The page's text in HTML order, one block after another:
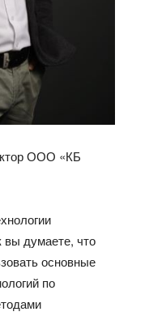
ООО «КБ
вы думаете, что
основные
по